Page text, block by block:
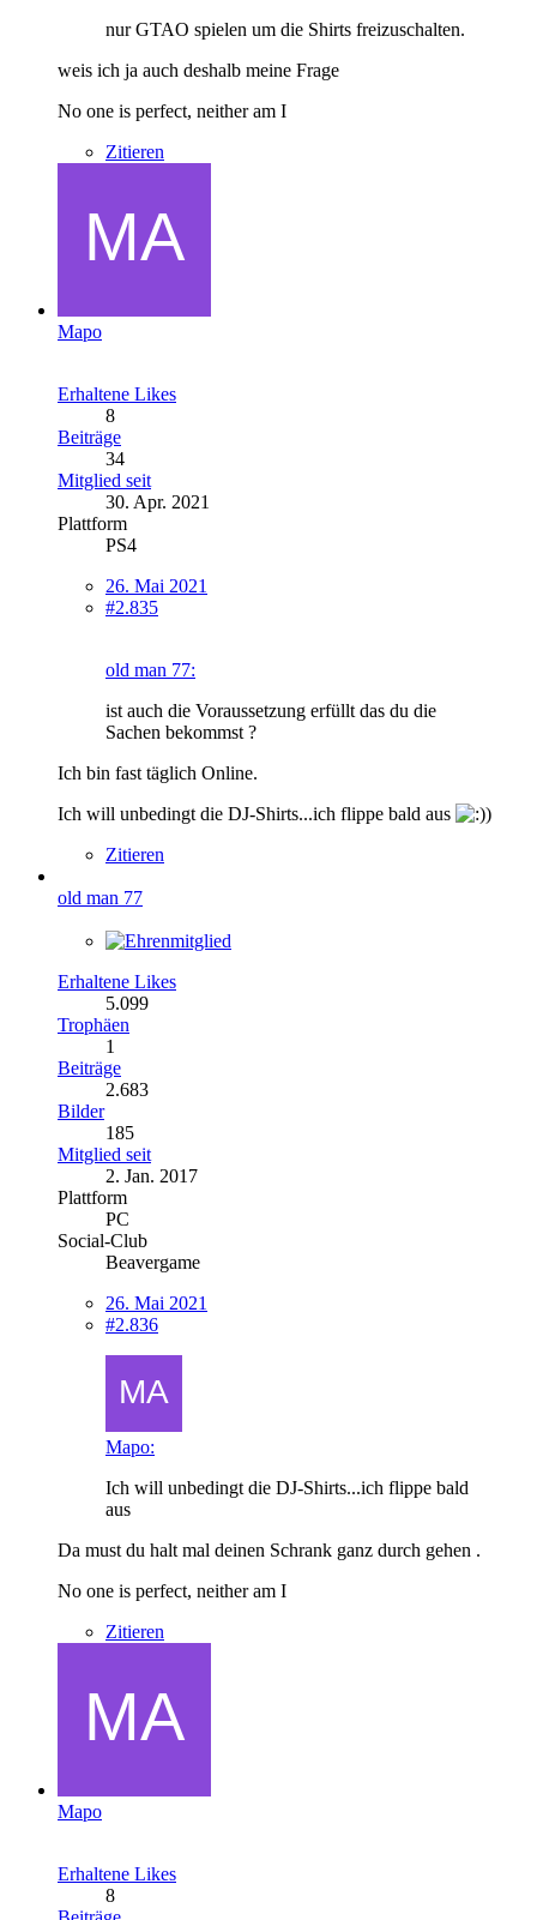
nur GTAO spielen um die Shirts freizuschalten.
weis ich ja auch deshalb meine Frage
No one is perfect, neither am I
Zitieren
Mapo
Erhaltene Likes
8
Beiträge
34
Mitglied seit
30. Apr. 2021
Plattform
PS4
26. Mai 2021
#2.835
old man 77:
ist auch die Voraussetzung erfüllt das du die
Sachen bekommst ?
Ich bin fast täglich Online.
Ich will unbedingt die DJ-Shirts...ich flippe bald aus
Zitieren
old man 77
Erhaltene Likes
5.099
Trophäen
1
Beiträge
2.683
Bilder
185
Mitglied seit
2. Jan. 2017
Plattform
PC
Social-Club
Beavergame
26. Mai 2021
#2.836
Mapo:
Ich will unbedingt die DJ-Shirts...ich flippe bald
aus
Da must du halt mal deinen Schrank ganz durch gehen .
No one is perfect, neither am I
Zitieren
Mapo
Erhaltene Likes
8